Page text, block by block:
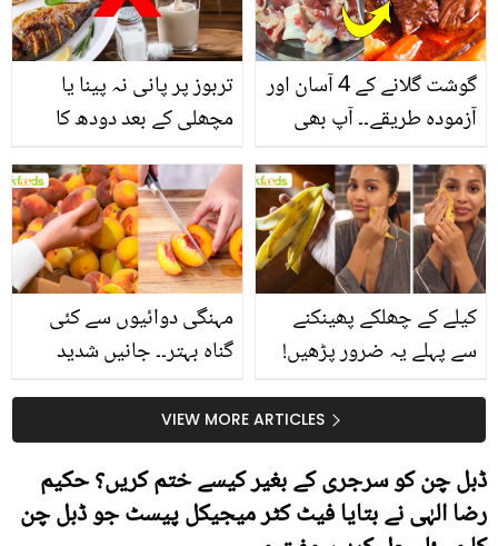
تربوز پر پانی نہ پینا یا
مچھلی کے بعد دودھ کا
سے متعلق غلط فہمیوں کی
حقیقت کیا ہے اور افواہ
کیا؟
گوشت گلانے کے 4 آسان اور
آزمودہ طریقے۔۔ آپ بھی
بتائے راز
مہنگی دوائیوں سے کئی
گناہ بہتر۔۔ جانیں شدید
کیوں کھانا چاہیے؟
کیلے کے چھلکے پھینکنے
سے پہلے یہ ضرور پڑھیں!
سستا اور قدرتی حلVIEW MORE ARTICLES
ڈبل چن کو سرجری کے بغیر کیسے ختم کریں؟ حکیم
رضا الہٰی نے بتایا فیٹ کٹر میجیکل پیسٹ جو ڈبل چن